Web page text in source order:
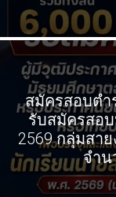
สมัครสอบตํา
รับสมัครสอ
2569 กลุ่มสา
จำน